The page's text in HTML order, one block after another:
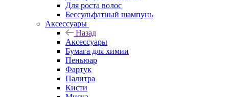
Для роста волос
Бессульфатный шампунь
Аксессуары
Назад
Аксессуары
Бумага для химии
Пеньюар
Фартук
Палитра
Кисти